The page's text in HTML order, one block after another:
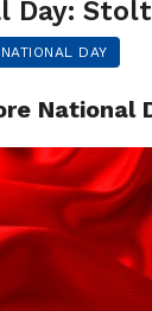
Day:
DAY
National